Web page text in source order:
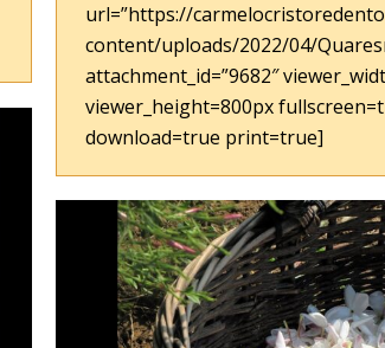
url=”https://
content/uploads/2022/04/
attachment_id=”9682″
viewer_height=800px
download=true print=true]